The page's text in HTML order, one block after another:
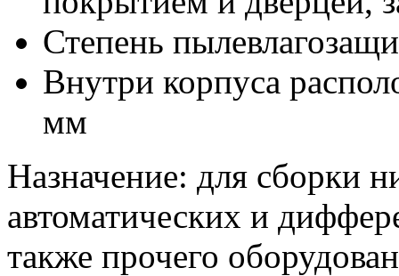
Степень
Внутри корпуса
мм
Назначение: для сборки
автоматических и
также прочего